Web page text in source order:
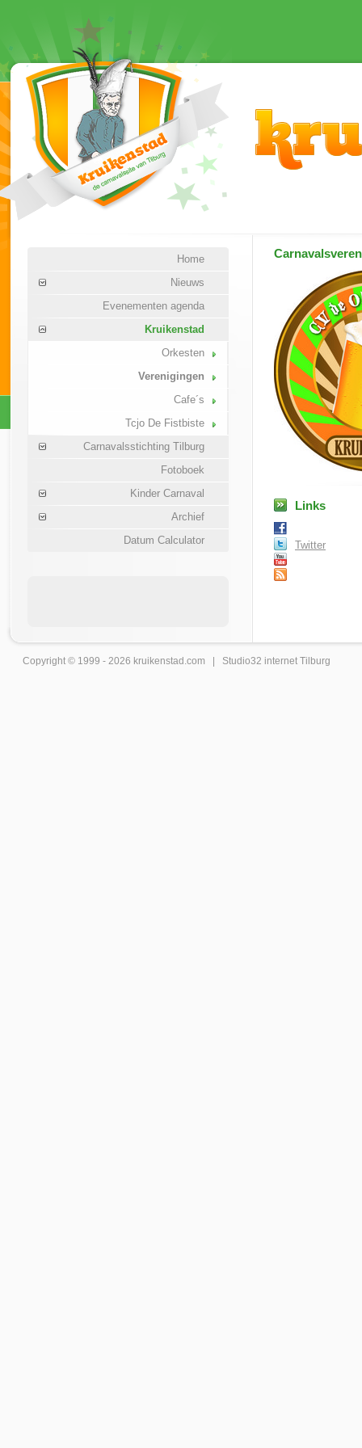
Home
Nieuws
Evenementen agenda
Kruikenstad
Orkesten
Verenigingen
Cafe´s
Tcjo De Fistbiste
Carnavalsstichting Tilburg
Fotoboek
Kinder Carnaval
Archief
Datum Calculator
Links
Twitter
Copyright © 1999 - 2026 kruikenstad .com | Studio32 internet Tilburg